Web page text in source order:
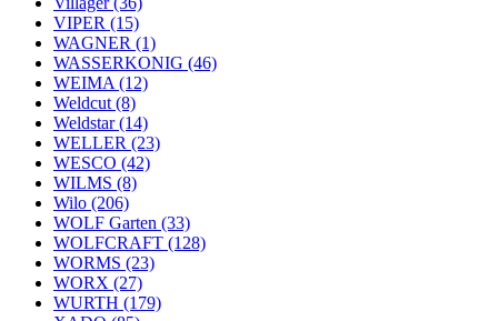
VIPER (15)
WAGNER (1)
WASSERKONIG (46)
WEIMA (12)
Weldcut (8)
Weldstar(14)
WELLER (23)
WESCO (42)
WILMS (8)
Wilo (206)
WOLF Garten (33)
WOLFCRAFT (128)
WORMS (23)
WORX (27)
WURTH (179)